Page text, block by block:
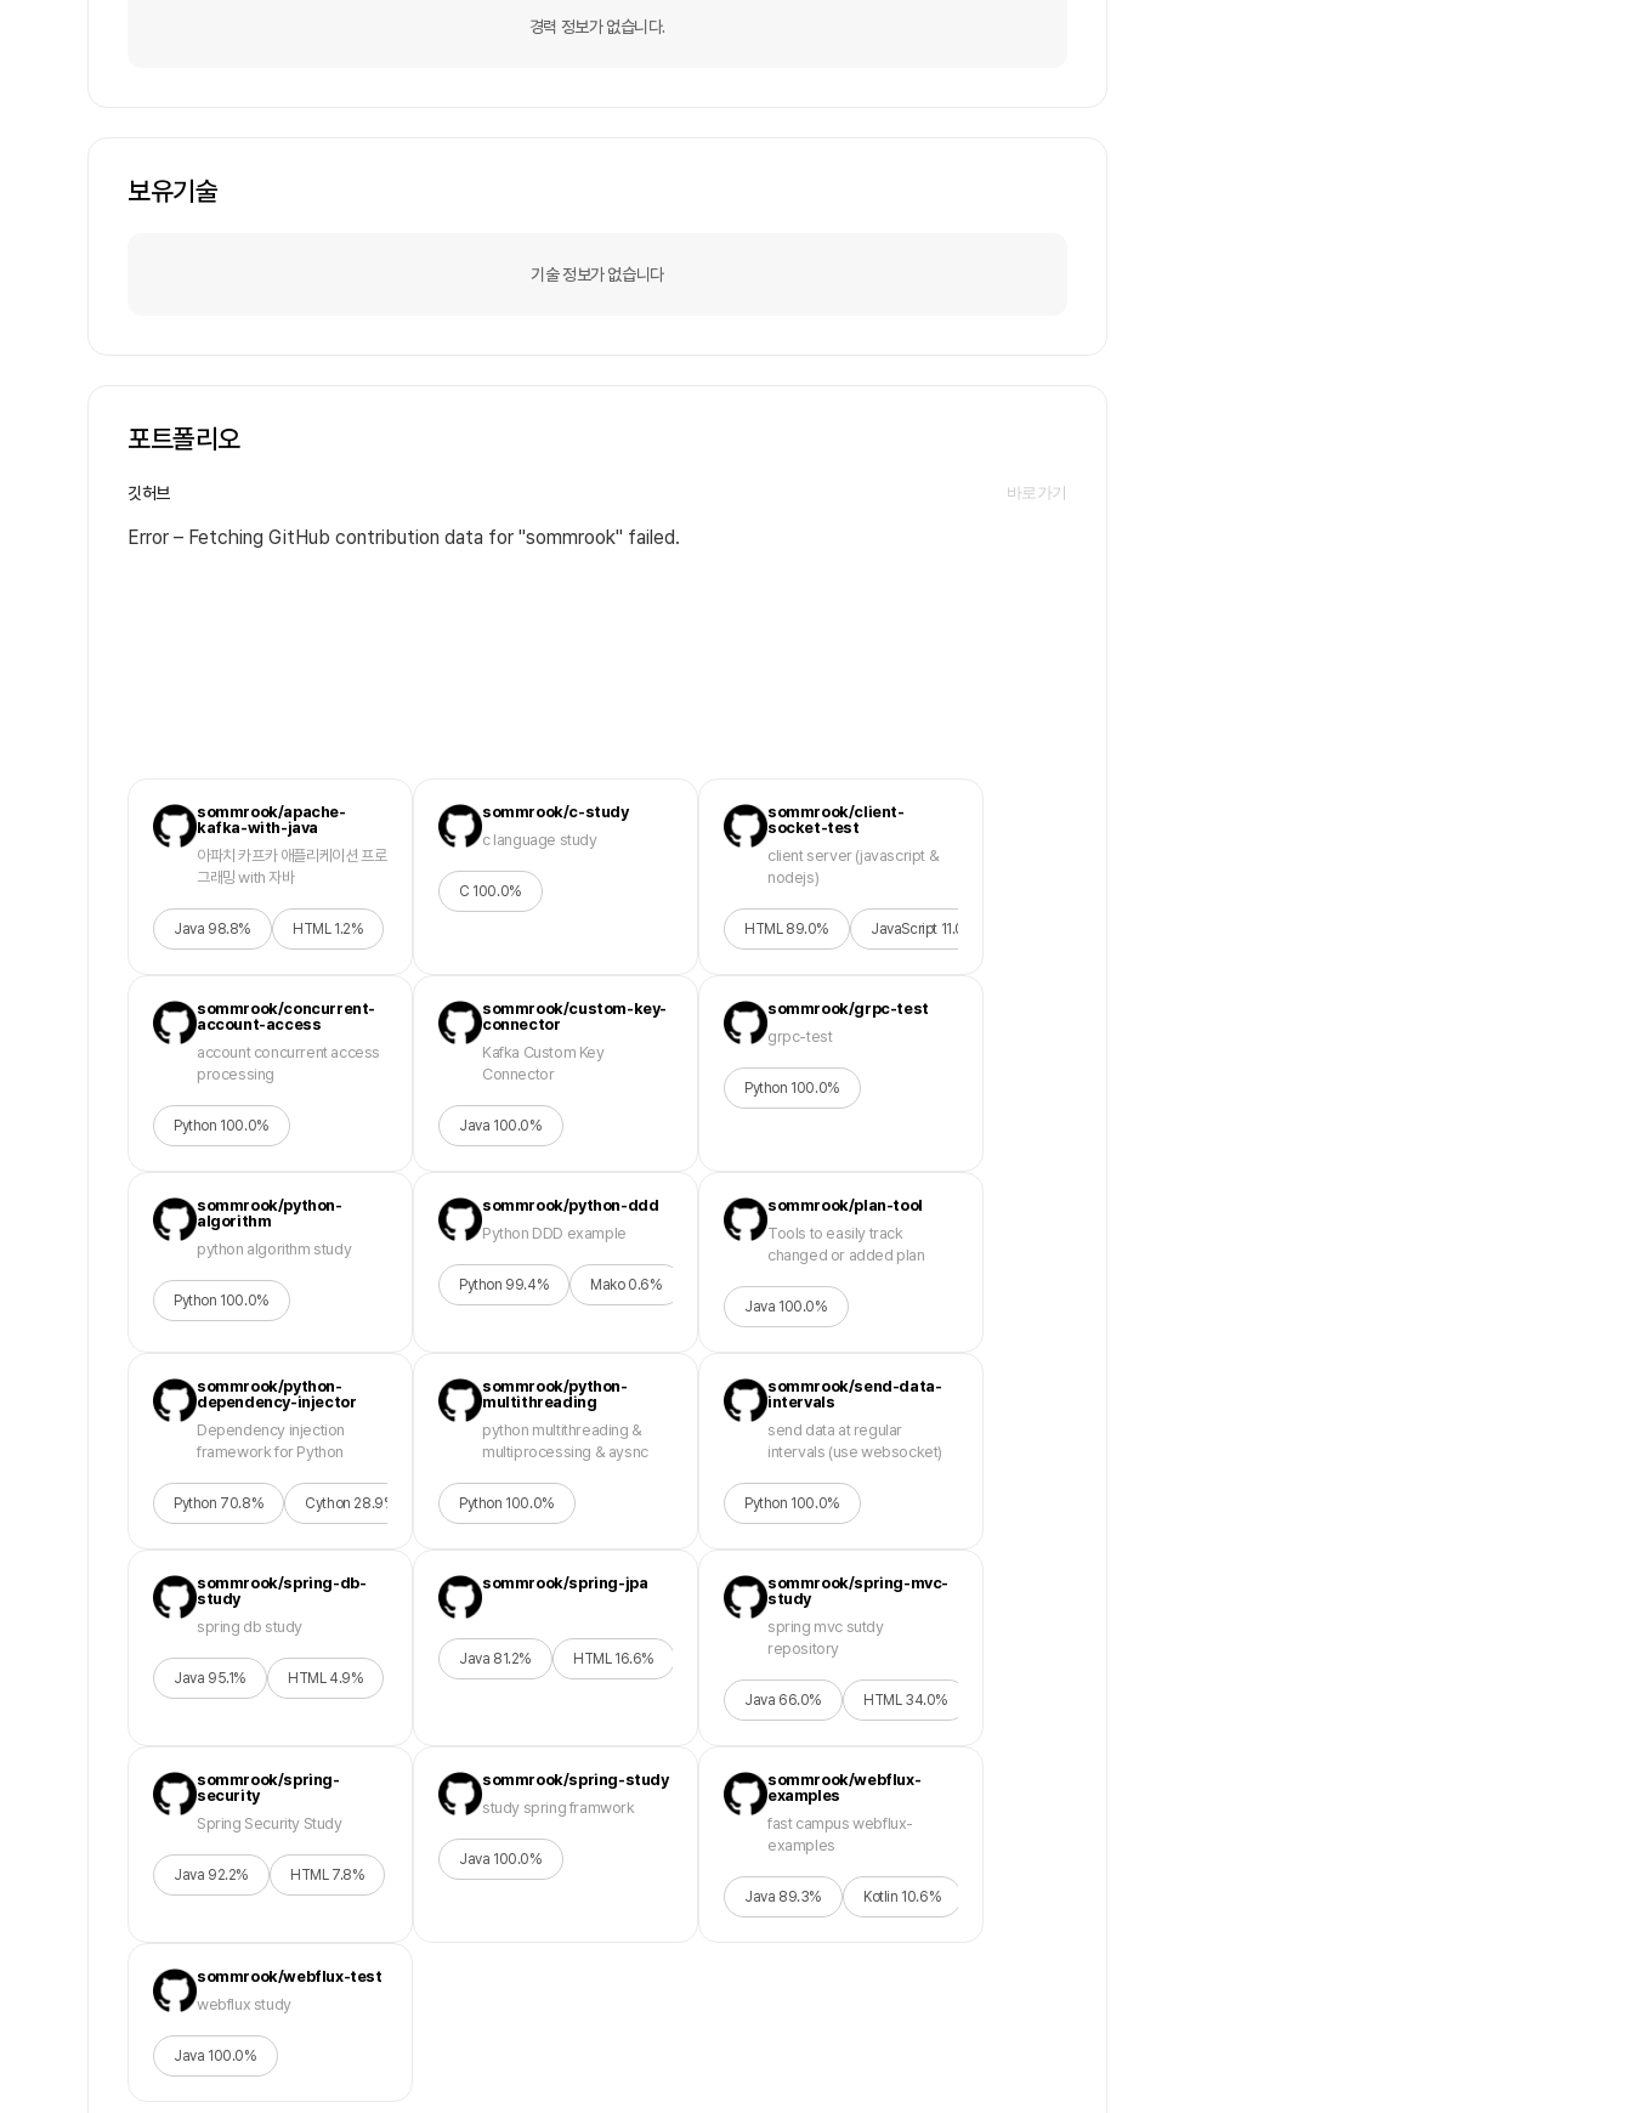
경력 정보가 없습니다.
보유기술
기술 정보가 없습니다
포트폴리오
깃허브 바로가기
Error – Fetching GitHub contribution data for "sommrook" failed.
sommrook/apache-
kafka-with-java
아파치 카프카 애플리케이션 프로
그래밍 with 자바
Java 98.8% HTML 1.2%
sommrook/c-study
c language study
C 100.0%
sommrook/client-
socket-test
client server (javascript &
nodejs)
HTML 89.0% JavaScript 11.0
sommrook/concurrent-
account-access
account concurrent access
processing
Python 100.0%
sommrook/custom-key-
connector
Kafka Custom Key
Connector
Java 100.0%
sommrook/grpc-test
grpc-test
Python 100.0%
sommrook/python-
algorithm
python algorithm study
Python 100.0%
sommrook/python-ddd
Python DDD example
Python 99.4% Mako 0.6%
sommrook/plan-tool
Tools to easily track
changed or added plan
Java 100.0%
sommrook/python-
dependency-injector
Dependency injection
framework for Python
Python 70.8% Cython 28.9% Makefile0.3%
sommrook/python-
multithreading
python multithreading &
multiprocessing & aysnc
Python 100.0%
sommrook/send-data-
intervals
send data at regular
intervals (use websocket)
Python 100.0%
sommrook/spring-db-
study
spring db study
Java 95.1% HTML 4.9%
sommrook/spring-jpa
Java 81.2% HTML 16.6%
sommrook/spring-mvc-
study
spring mvc sutdy
repository
Java 66.0% HTML 34.0%
sommrook/spring-
security
Spring Security Study
Java 92.2% HTML 7.8%
sommrook/spring-study
study spring framwork
Java 100.0%
sommrook/webflux-
examples
fast campus webflux-
examples
Java 89.3% Kotlin 10.6%
sommrook/webflux-test
webflux study
Java 100.0%